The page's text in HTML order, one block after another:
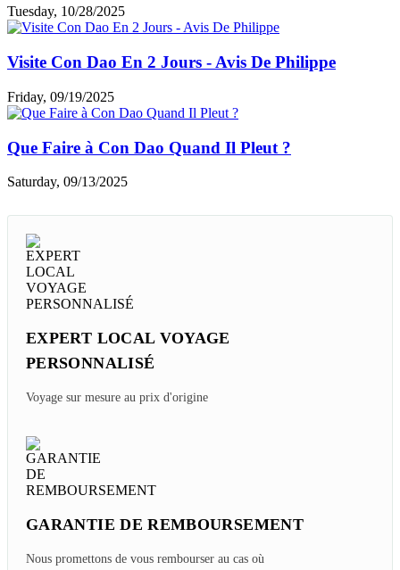
Tuesday, 10/28/2025
Visite Con Dao En 2 Jours - Avis De Philippe
Friday, 09/19/2025
Que Faire à Con Dao Quand Il Pleut ?
Saturday, 09/13/2025
EXPERT LOCAL VOYAGE
PERSONNALISÉ
Voyage sur mesure au prix d'origine
GARANTIE DE REMBOURSEMENT
Nous promettons de vous rembourser au cas où